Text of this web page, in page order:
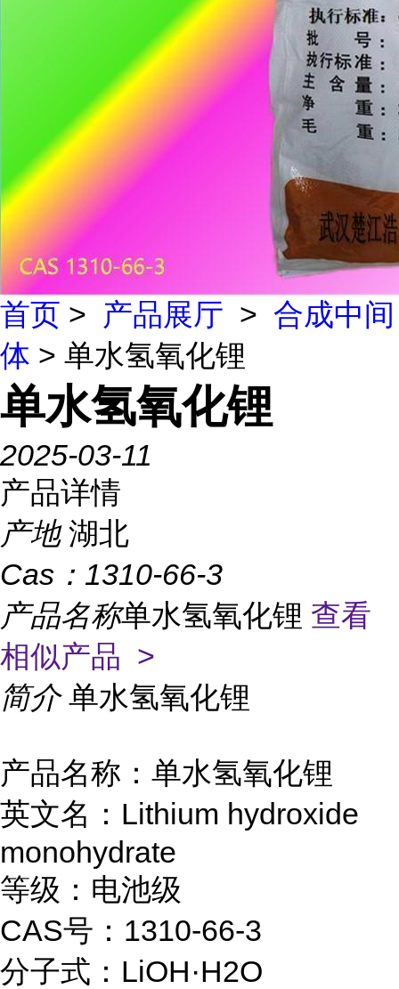
首页 > 产品展厅 > 合成中间
体 > 单水氢氧化锂
单水氢氧化锂
2025-03-11
产品详情
产地 湖北
Cas： 1310-66-3
产品名称单水氢氧化锂 查看
相似产品 >
简介 单水氢氧化锂
产品名称：单水氢氧化锂
英文名：Lithium hydroxide
monohydrate
等级：电池级
CAS号：1310-66-3
分子式：LiOH·H2O